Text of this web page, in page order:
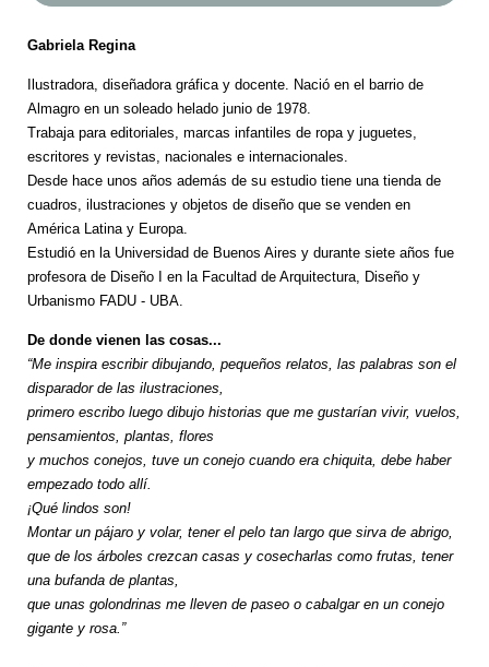
Gabriela Regina
Ilustradora, diseñadora gráfica y docente. Nació en el barrio de
Almagro en un soleado helado junio de 1978.
Trabaja para editoriales, marcas infantiles de ropa y juguetes,
escritores y revistas, nacionales e internacionales.
Desde hace unos años además de su estudio tiene una tienda de
cuadros, ilustraciones y objetos de diseño que se venden en
América Latina y Europa.
Estudió en la Universidad de Buenos Aires y durante siete años fue
profesora de Diseño I en la Facultad de Arquitectura, Diseño y
Urbanismo FADU - UBA.
De donde vienen las cosas...
“Me inspira escribir dibujando, pequeños relatos, las palabras son el
disparador de las ilustraciones,
primero escribo luego dibujo historias que me gustarían vivir, vuelos,
pensamientos, plantas, flores
y muchos conejos, tuve un conejo cuando era chiquita, debe haber
empezado todo allí.
¡Qué lindos son!
Montar un pájaro y volar, tener el pelo tan largo que sirva de abrigo,
que de los árboles crezcan casas y cosecharlas como frutas, tener
una bufanda de plantas,
que unas golondrinas me lleven de paseo o cabalgar en un conejo
gigante y rosa.”